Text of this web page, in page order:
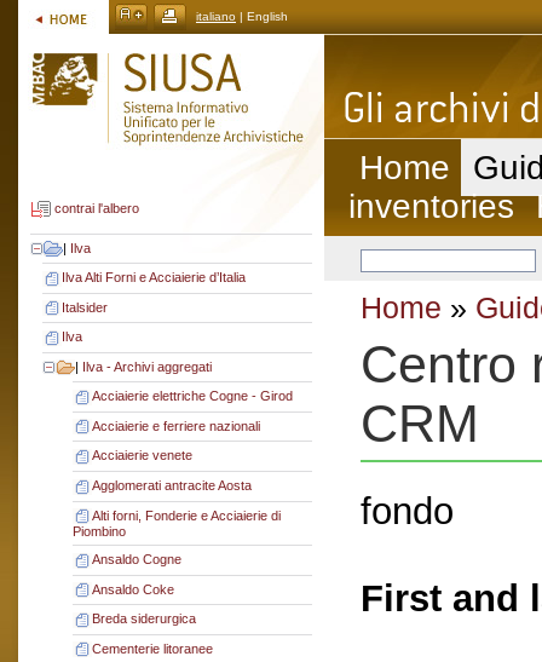
italiano | English
contrai l'albero
| Ilva
Ilva Alti Forni e Acciaierie d’Italia
Italsider
Ilva
| Ilva - Archivi aggregati
Acciaierie elettriche Cogne - Girod
Acciaierie e ferriere nazionali
Acciaierie venete
Agglomerati antracite Aosta
Alti forni, Fonderie e Acciaierie di
Piombino
Ansaldo Cogne
Ansaldo Coke
Breda siderurgica
Cementerie litoranee
Home
inventories
Home »
Centro
CRM
fondo
First and